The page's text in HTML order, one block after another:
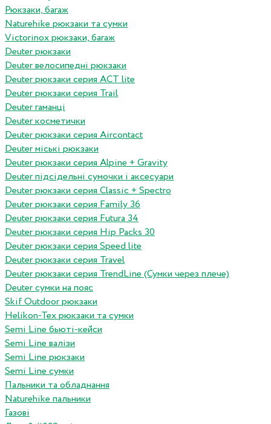
Рюкзаки, багаж
Naturehike рюкзаки та сумки
Victorinox рюкзаки, багаж
Deuter рюкзаки
Deuter велосипедні рюкзаки
Deuter рюкзаки серия ACT lite
Deuter рюкзаки серия Trail
Deuter гаманці
Deuter косметички
Deuter рюкзаки серия Aircontact
Deuter міські рюкзаки
Deuter рюкзаки серия Alpine + Gravity
Deuter підсідельні сумочки і аксесуари
Deuter рюкзаки серия Classic + Spectro
Deuter рюкзаки серия Family 36
Deuter рюкзаки серия Futura 34
Deuter рюкзаки серия Hip Packs 30
Deuter рюкзаки серия Speed lite
Deuter рюкзаки серия Travel
Deuter рюкзаки серия TrendLine (Сумки через плече)
Deuter сумки на пояс
Skif Outdoor рюкзаки
Helikon-Tex рюкзаки та сумки
Semi Line бьюті-кейси
Semi Line валізи
Semi Line рюкзаки
Semi Line сумки
Пальники та обладнання
Naturehike пальники
Газові